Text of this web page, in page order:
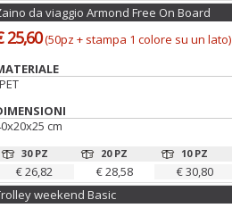
da viaggio Armond Free On Board
25,60(50pz + stampa 1 colore su un lato)
cm
30 PZ
€ 26,82
20 PZ
€ 28,58
10 PZ
€ 30,80
weekend Basic